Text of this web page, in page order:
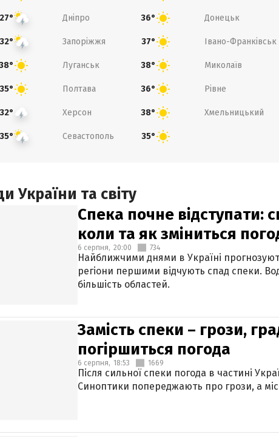
27° Дніпро 36° Донецьк
32° Запоріжжя 37° Івано-Франківськ
Луганськ 38° Миколаїв
35° Полтава 36° Рівне
32° Херсон 38° Хмельницький
35° Севастополь 35°
України та світу
Спека почне відступати:
коли та як зміниться
6 серпня, 20:00 734
Найближчими днями в Україні
регіони першими відчують спад спеки.
більшість областей.
Замість спеки – грози,
погіршиться погода
6 серпня, 18:53 1669
Після сильної спеки погода в частині
Синоптики попереджають про грози, а